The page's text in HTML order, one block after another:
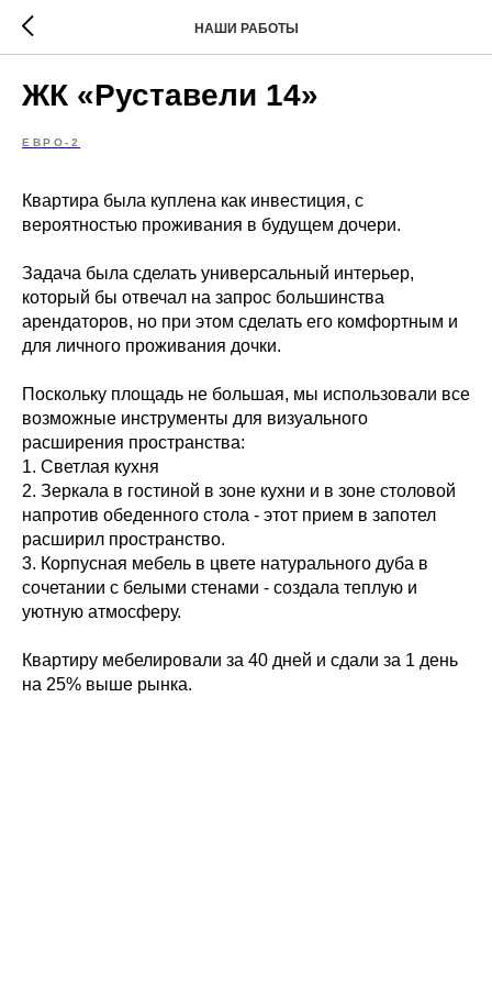
НАШИ РАБОТЫ
ЖК «Руставели 14»
ЕВРО-2
Квартира была куплена как инвестиция, с
вероятностью проживания в будущем дочери.
Задача была сделать универсальный интерьер,
который бы отвечал на запрос большинства
арендаторов, но при этом сделать его комфортным и
для личного проживания дочки.
Поскольку площадь не большая, мы использовали все
возможные инструменты для визуального
расширения пространства:
1. Светлая кухня
2. Зеркала в гостиной в зоне кухни и в зоне столовой
напротив обеденного стола - этот прием в запотел
расширил пространство.
3. Корпусная мебель в цвете натурального дуба в
сочетании с белыми стенами - создала теплую и
уютную атмосферу.
Квартиру мебелировали за 40 дней и сдали за 1 день
на 25% выше рынка.